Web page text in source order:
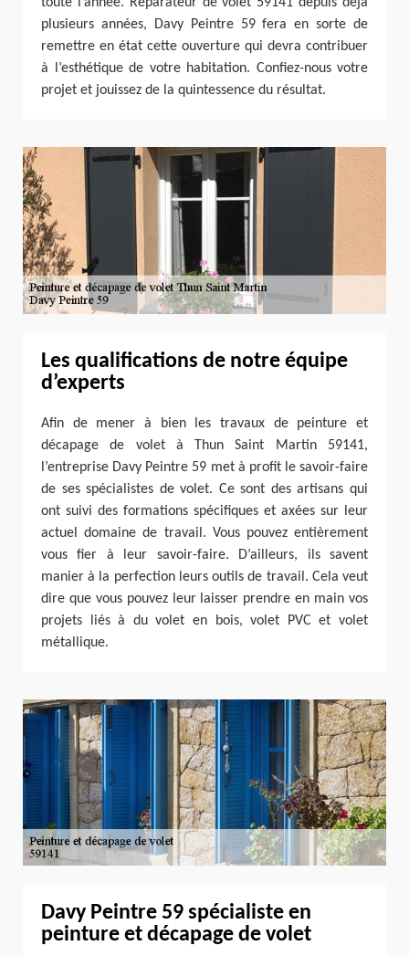
toute l’année. Réparateur de volet 59141 depuis déjà
plusieurs années, Davy Peintre 59 fera en sorte de
remettre en état cette ouverture qui devra contribuer
à l’esthétique de votre habitation. Confiez-nous votre
projet et jouissez de la quintessence du résultat.
Les qualifications de notre équipe
d’experts
Afin de mener à bien les travaux de peinture et
décapage de volet à Thun Saint Martin 59141,
l’entreprise Davy Peintre 59 met à profit le savoir-faire
de ses spécialistes de volet. Ce sont des artisans qui
ont suivi des formations spécifiques et axées sur leur
actuel domaine de travail. Vous pouvez entièrement
vous fier à leur savoir-faire. D’ailleurs, ils savent
manier à la perfection leurs outils de travail. Cela veut
dire que vous pouvez leur laisser prendre en main vos
projets liés à du volet en bois, volet PVC et volet
métallique.
Davy Peintre 59 spécialiste en
peinture et décapage de volet